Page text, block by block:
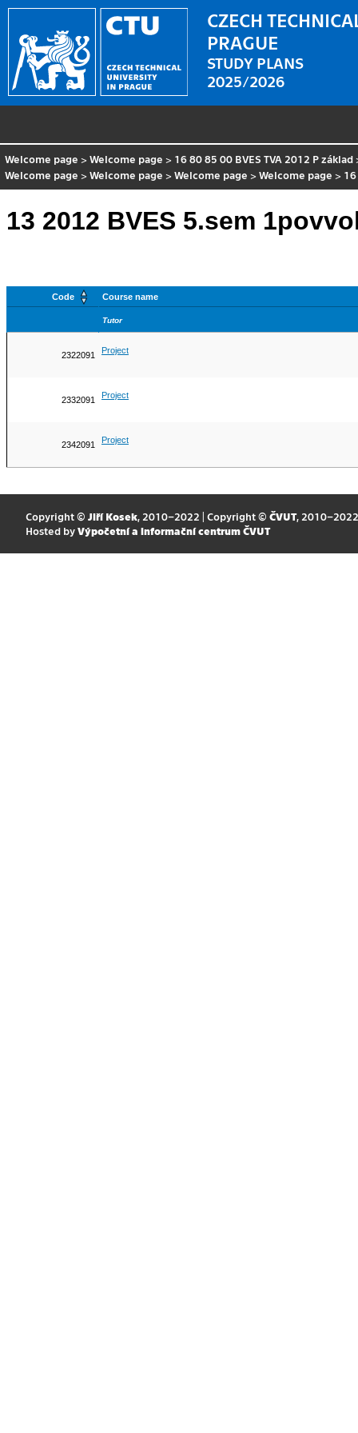
CZECH
PRAGUE
STUDY PLANS
2025/2026
Welcome page >Welcome page > 16 80 85 00 BVES TVA 2012 P základ
Welcome page >Welcome page >Welcome page >Welcome page > 16
13 2012 BVES 5.sem
Code Course name
Tutor
2322091 Project
2332091 Project
2342091 Project
Copyright © Jiří Kosek, 2010–2022 | Copyright © ČVUT, 2010–2022
Hosted by Výpočetní a informační centrum ČVUT